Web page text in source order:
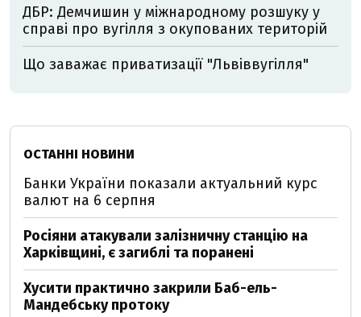
ДБР: Демчишин у міжнародному розшуку у
справі про вугілля з окупованих територій
Що заважає приватизації "Львіввугілля"
ОСТАННІ НОВИНИ
Банки України показали актуальний курс
валют на 6 серпня
Росіяни атакували залізничну станцію на
Харківщині, є загиблі та поранені
Хусити практично закрили Баб-ель-
Мандебську протоку